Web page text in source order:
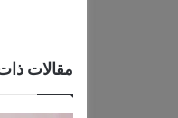
و
ي
ت
مقالات